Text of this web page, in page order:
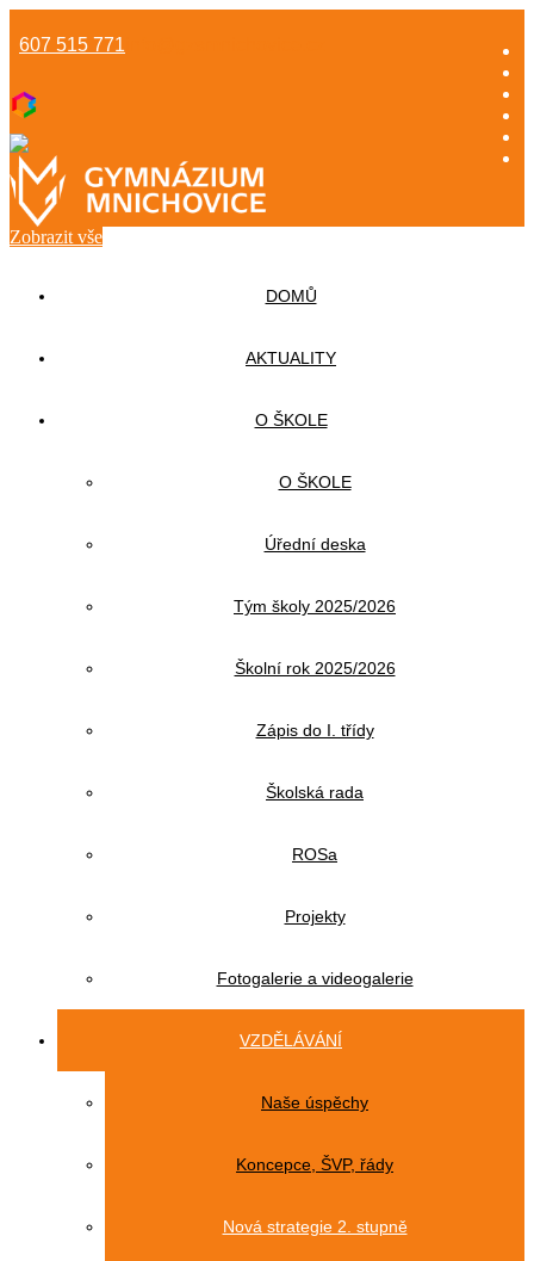
607 515 771
Zobrazit vše
DOMŮ
AKTUALITY
O ŠKOLE
O ŠKOLE
Úřední deska
Tým školy 2025/2026
Školní rok 2025/2026
Zápis do I. třídy
Školská rada
ROSa
Projekty
Fotogalerie a videogalerie
VZDĚLÁVÁNÍ
Naše úspěchy
Koncepce, ŠVP, řády
Nová strategie 2. stupně